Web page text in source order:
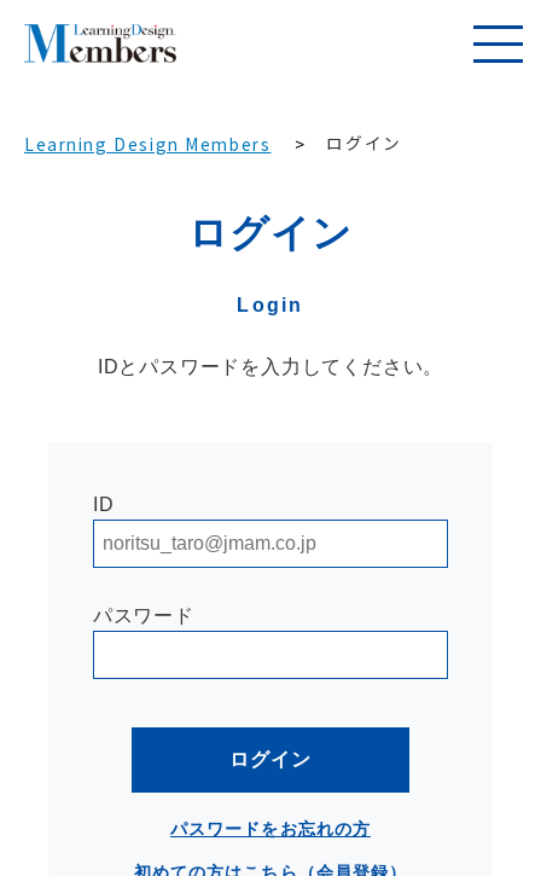
Learning Design Members ログイン
ログイン
Login
IDとパスワードを入力してください。
ID
パスワード
ログイン
パスワードをお忘れの方